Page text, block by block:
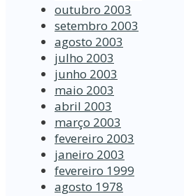
outubro 2003
setembro 2003
agosto 2003
julho 2003
junho 2003
maio 2003
abril 2003
março 2003
fevereiro 2003
janeiro 2003
fevereiro 1999
agosto 1978